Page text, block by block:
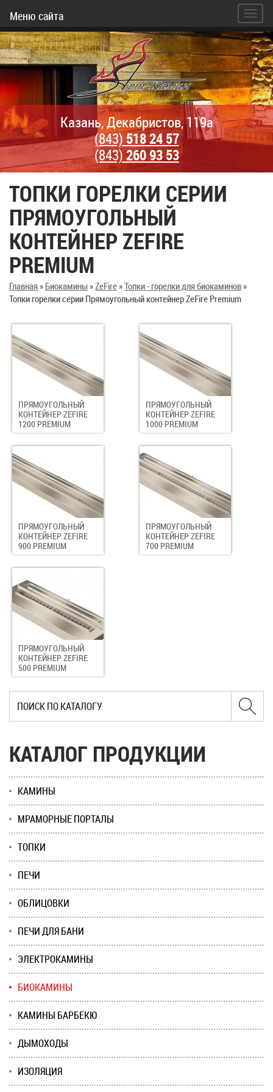
Меню сайта
Казань, Декабристов, 119а
(843)518 24 57
(843)260 93 53
ТОПКИ ГОРЕЛКИ СЕРИИ
ПРЯМОУГОЛЬНЫЙ
КОНТЕЙНЕР ZEFIRE
PREMIUM
Главная» Биокамины»ZeFire»Топки - горелки для биокаминов»
Топки горелки серии Прямоугольный контейнер ZeFire Premium
ПРЯМОУГОЛЬНЫЙ
КОНТЕЙНЕР ZEFIRE
1200 PREMIUM
ПРЯМОУГОЛЬНЫЙ
КОНТЕЙНЕР ZEFIRE
1000 PREMIUM
ПРЯМОУГОЛЬНЫЙ
КОНТЕЙНЕР ZEFIRE
900 PREMIUM
ПРЯМОУГОЛЬНЫЙ
КОНТЕЙНЕР ZEFIRE
700 PREMIUM
ПРЯМОУГОЛЬНЫЙ
КОНТЕЙНЕР ZEFIRE
500 PREMIUM
КАТАЛОГ ПРОДУКЦИИ
КАМИНЫ
МРАМОРНЫЕ ПОРТАЛЫ
ТОПКИ
ПЕЧИ
ОБЛИЦОВКИ
ПЕЧИ ДЛЯ БАНИ
ЭЛЕКТРОКАМИНЫ
БИОКАМИНЫ
КАМИНЫ БАРБЕКЮ
ДЫМОХОДЫ
ИЗОЛЯЦИЯ